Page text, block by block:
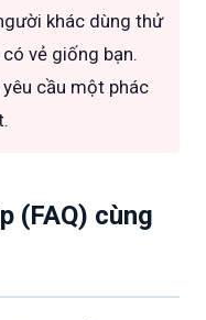
khác dùng thử
vẻ giống bạn.
cầu một phác
(FAQ) cùng